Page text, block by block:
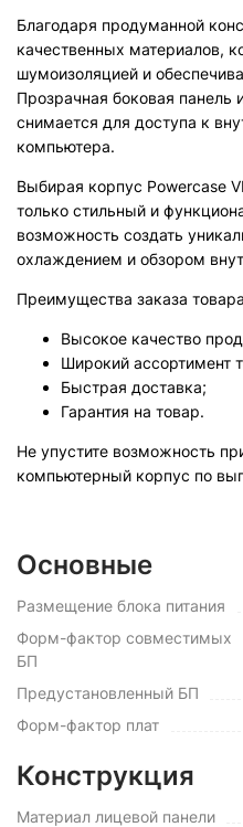
Благодаря продуманной
качественных материалов,
шумоизоляцией и
Прозрачная боковая панель
снимается для доступа к
компьютера.
Выбирая корпус Powercase
только стильный и
возможность создать
охлаждением и обзором
Преимущества заказа
Высокое качество
Широкий ассортимент
Быстрая доставка;
Гарантия на товар.
Не упустите возможность
компьютерный корпус по
Основные
Размещение блока питания
Форм-фактор совместимых
БП
Предустановленный БП
Форм-фактор плат
Конструкция
Материал лицевой панели